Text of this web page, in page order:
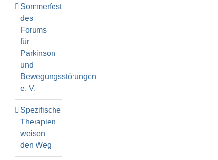
Sommerfest
des
Forums
für
Parkinson
und
Bewegungsstörungen
e. V.
Spezifische
Therapien
weisen
den Weg